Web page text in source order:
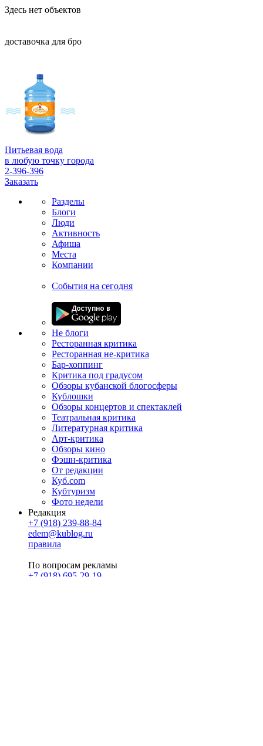
Здесь нет объектов
доставочка для бро
Питьевая вода
в любую точку города
2-396-396
Заказать
Разделы
Блоги
Люди
Активность
Афиша
Места
Компании
События на сегодня
Не блоги
Ресторанная критика
Ресторанная не-критика
Бар-хоппинг
Критика под градусом
Обзоры кубанской блогосферы
Кублошки
Обзоры концертов и спектаклей
Театральная критика
Литературная критика
Арт-критика
Обзоры кино
Фэшн-критика
От редакции
Куб.com
Кубтуризм
Фото недели
Редакция
+7 (918) 239-88-84
edem@kublog.ru
правила
По вопросам рекламы
+7 (918) 695-29-19